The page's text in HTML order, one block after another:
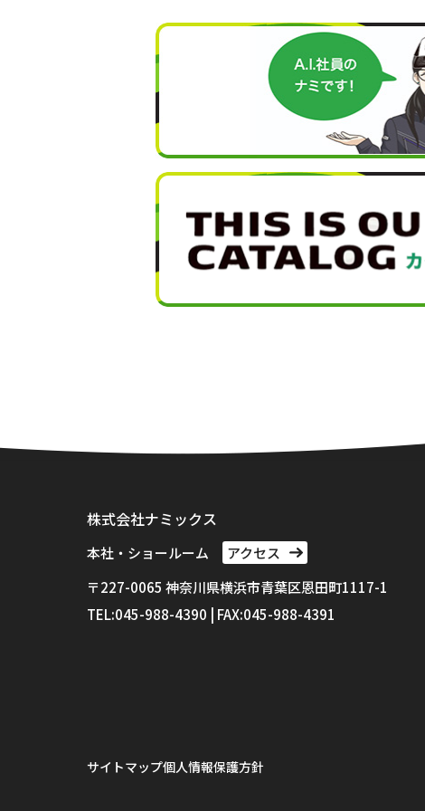
株式会社ナミックス
本社・ショールーム
アクセス
〒227-0065 神奈川県横浜市⻘葉区恩田町1117-1
TEL:045-988-4390 | FAX:045-988-4391
サイトマップ個人情報保護方針